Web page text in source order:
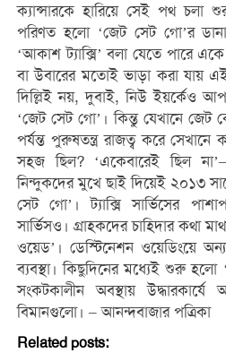
ক্যান্সারকে হারিয়ে সেই পথ চলা
পরিণত হলো ‘জেট সেট গো’র
‘আকাশ ট্যাক্সি’ বলা যেতে পারে
বা উবারের মতোই ভাড়া করা যায়
দিল্লিই নয়, দুবাই, নিউ ইয়র্কেও
‘জেট সেট গো’। কিন্তু যেখানে জেট
পর্যন্ত পুরুষতন্ত্র রাজত্ব করে সেখানে
সহজ ছিল? ‘একেবারেই ছিল
নিন্দুকদের মুখে ছাই দিয়েই ২০১৩
সেট গো’। ট্যাক্সি সার্ভিসের
সার্ভিসও। গ্রাহকদের চাহিদার কথা
ওয়েড’। ডেস্টিনেশন ওয়েডিংয়ে
ব্যবস্থা। কিছুদিনের মধ্যেই শুরু
সংকটকালীন অবস্থায়
বিমানগুলো। – আনন্দবাজার পত্রিকা
Related posts: